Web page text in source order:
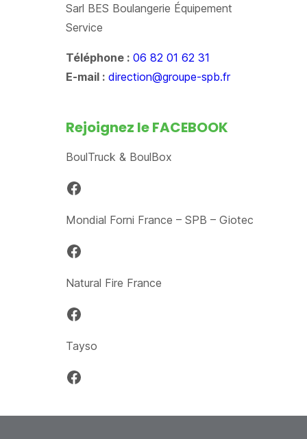
Sarl BES Boulangerie Équipement
Service
Téléphone : 06 82 01 62 31
E-mail : direction@groupe-spb.fr
Rejoignez le FACEBOOK
BoulTruck & BoulBox
Facebook
Mondial Forni France – SPB – Giotec
Facebook
Natural Fire France
Facebook
Tayso
Facebook